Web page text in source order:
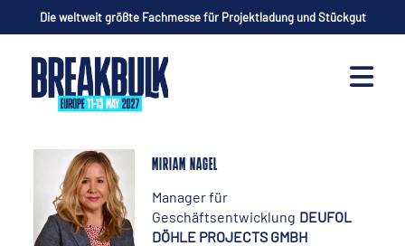
Die weltweit größte Fachmesse für Projektladung und Stückgut
MIRIAM NAGEL
Manager für
Geschäftsentwicklung DEUFOL
DÖHLE PROJECTS GMBH